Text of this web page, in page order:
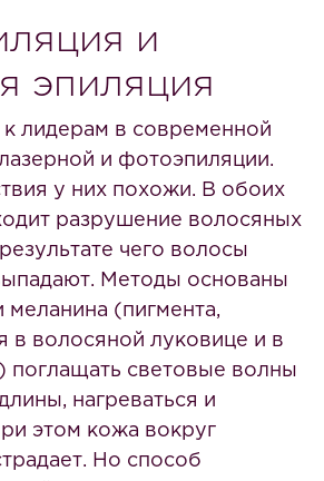
и
эпиляция
лидерам в современной
и фотоэпиляции.
у них похожи. В обоих
разрушение волосяных
чего волосы
Методы основаны
меланина (пигмента,
в волосяной луковице и в
поглащать световые волны
нагреваться и
этом кожа вокруг
Но способ